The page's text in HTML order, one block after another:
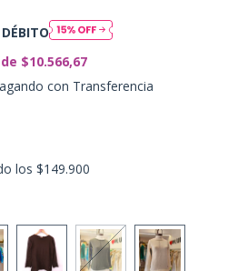
DÉBITO
$10.566,67
con Transferencia
los$149.900